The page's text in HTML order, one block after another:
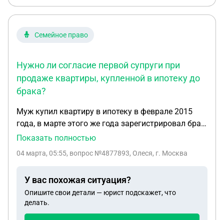
Семейное право
Нужно ли согласие первой супруги при
продаже квартиры, купленной в ипотеку до
брака?
Муж купил квартиру в ипотеку в феврале 2015
года, в марте этого же года зарегистрировал брак
, а летом в 2017 развелся. В 2021 году
года ипотеку закрыли,сейчас квартиру надо
Показать полностью
04 марта, 05:55, вопрос №4877893, Олеся, г. Москва
У вас похожая ситуация?
Опишите свои детали — юрист подскажет, что
делать.